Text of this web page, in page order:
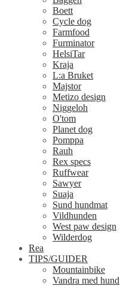
Boett
Cycle dog
Farmfood
Furminator
HelsiTar
Kraja
L:a Bruket
Majstor
Metizo design
Niggeloh
O'tom
Planet dog
Pomppa
Rauh
Rex specs
Ruffwear
Sawyer
Suaja
Sund hundmat
Vildhunden
West paw design
Wilderdog
Rea
TIPS/GUIDER
Mountainbike
Vandra med hund